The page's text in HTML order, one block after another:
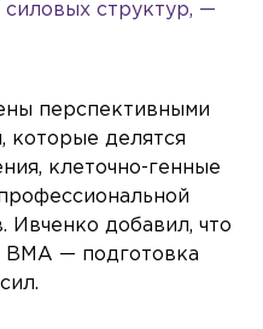
структур, —
перспективными
которые делятся
клеточно-генные
Ивченко добавил, что
ВМА — подготовка